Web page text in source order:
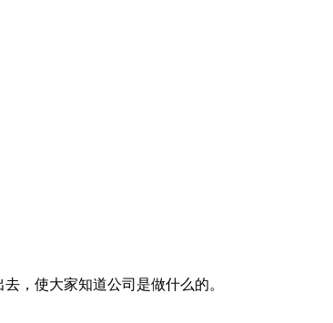
，使大家知道公司是做什么的。